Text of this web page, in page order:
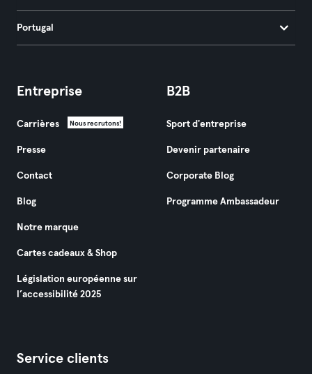
Portugal
Entreprise
Carrières Nous recrutons!
Presse
Contact
Blog
Notre marque
Cartes cadeaux & Shop
Législation européenne sur
l’accessibilité 2025
B2B
Sport d'entreprise
Devenir partenaire
Corporate Blog
Programme Ambassadeur
Service clients